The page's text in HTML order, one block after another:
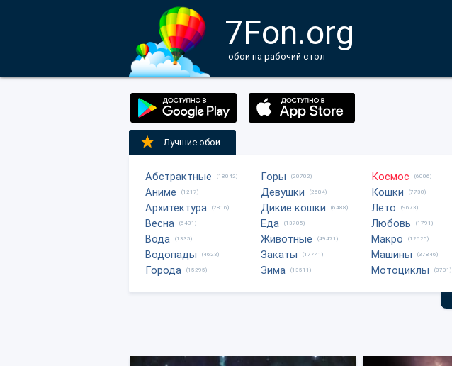
7Fon.org
обои на рабочий стол
Лучшие обои
Абстрактные (18042)
Аниме (1217)
Архитектура (2816)
Весна (6481)
Вода (1335)
Водопады (4623)
Города (15295)
Горы (20702)
Девушки (2684)
Дикие кошки (6488)
Еда (13705)
Животные (49471)
Закаты (17741)
Зима (13511)
Космос (6006)
Кошки (7730)
Лето (9673)
Любовь (1791)
Макро (12625)
Машины (37846)
Мотоциклы (3701)